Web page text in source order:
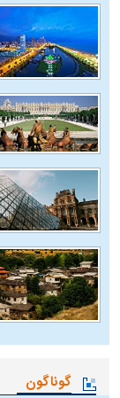
گوناگون